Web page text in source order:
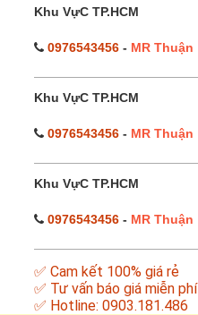
Khu VựC TP.HCM
0976543456 - MR Thuận
Khu VựC TP.HCM
0976543456 - MR Thuận
Khu VựC TP.HCM
0976543456 - MR Thuận
✅ Cam kết 100% giá rẻ
✅ Tư vấn báo giá miễn phí
✅ Hotline: 0903.181.486